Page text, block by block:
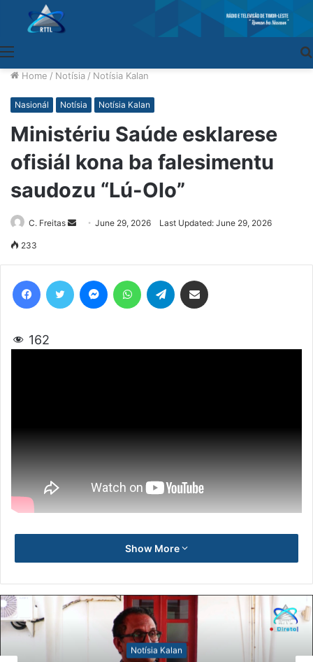
Home / Notísia / Notísia Kalan
Nasionál Notísia Notísia Kalan
Ministériu Saúde esklarese
ofisiál kona ba falesimentu
saudozu “Lú-Olo”
C. Freitas
SendJune 29, 2026 Last Updated: June 29, 2026
233
162
Show More
Notísia Kalan